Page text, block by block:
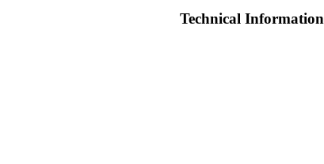
Technical Information